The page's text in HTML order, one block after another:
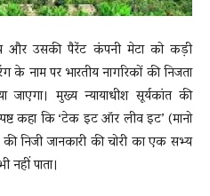
और उसकी पैरेंट कंपनी मेटा को कड़ी
नाम पर भारतीय नागरिकों की निजता
मुख्य न्यायाधीश सूर्यकांत की
कहा कि ‘टेक इट ऑर लीव इट’ (मानो
की निजी जानकारी की चोरी का एक सभ्य
पाता।